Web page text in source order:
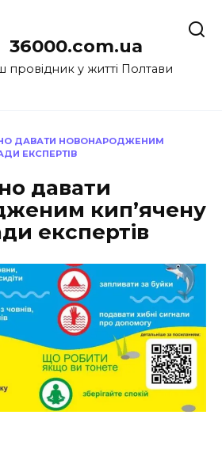
36000.com.ua
провідник у житті Полтави
ДАВАТИ НОВОНАРОДЖЕНИМ
ЕКСПЕРТІВ
давати
кип’ячену
експертів